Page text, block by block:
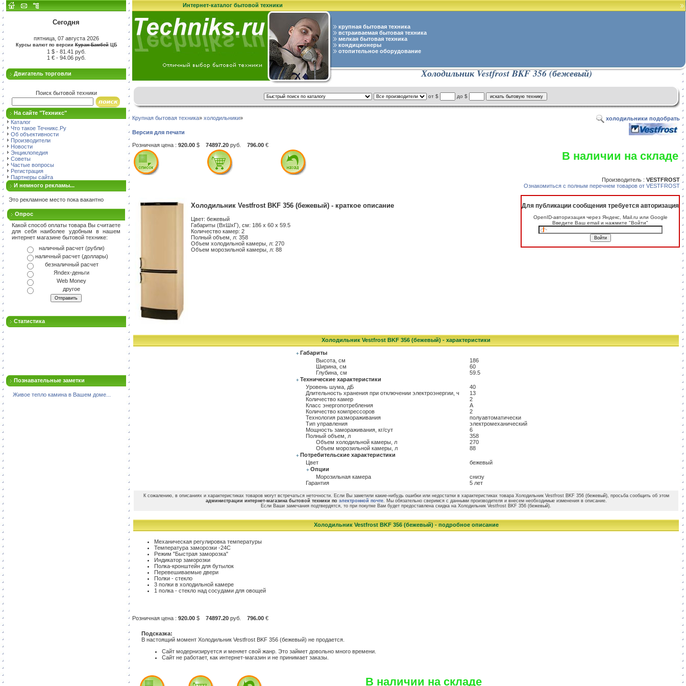
Сегодня
пятница, 07 августа 2026
Курсы валют по версииКураж-БамбейЦБ
1 $ - 81.41 руб.
1 € - 94.06 руб.
Двигатель торговли
Поиск бытовой техники
На сайте "Техникс"
Каталог
Что такое Течникс.Ру
Об объективности
Производители
Новости
Энциклопедия
Советы
Частые вопросы
Регистрация
Партнеры сайта
И немного рекламы...
Это рекламное место пока вакантно
Опрос
Какой способ оплаты товара Вы считаете
для себя наиболее удобным в нашем
интернет магазине бытовой технике:
наличный расчет (рубли)
наличный расчет (доллары)
безналичный расчет
Яndex-деньги
Web Money
другое
Статистика
Познавательные заметки
Живое тепло камина в Вашем доме...
Интернет-каталог бытовой техники
крупная бытовая техника
встраиваемая бытовая техника
мелкая бытовая техника
кондиционеры
отопительное оборудование
Холодильник Vestfrost BKF 356 (бежевый)
от $ до $
Крупная бытовая техника» холодильники» холодильники подобрать
Версия для печати
Розничная цена : 920.00 $ 74897.20 руб. 796.00 €
В наличии на складе
Производитель : VESTFROST
Ознакомиться с полным перечнем товаров от VESTFROST
Для публикации сообщения требуется авторизация
OpenID-авторизация через Яндекс, Mail.ru или Google
Введите Ваш email и нажмите "Войти"
Холодильник Vestfrost BKF 356 (бежевый) - краткое описание
Цвет: бежевый
Габариты (ВxШxГ), см: 186 x 60 x 59.5
Количество камер: 2
Полный объем, л: 358
Объем холодильной камеры, л: 270
Объем морозильной камеры, л: 88
Холодильник Vestfrost BKF 356 (бежевый) - характеристики
Габариты
Высота, см
186
Ширина, см
60
Глубина, см
59.5
Технические характеристики
Уровень шума, дБ
40
Длительность хранения при отключении электроэнергии, ч
13
Количество камер
2
Класс энергопотребления
A
Количество компрессоров
2
Технология размораживания
полуавтоматически
Тип управления
электромеханический
Мощность замораживания, кг/сут
6
Полный объем, л
358
Объем холодильной камеры, л
270
Объем морозильной камеры, л
88
Потребительские характеристики
Цвет
бежевый
Опции
Морозильная камера
снизу
Гарантия
5 лет
К сожалению, в описаниях и характеристиках товаров могут встречаться неточности. Если Вы заметили какие-нибудь ошибки или недостатки в характеристиках товара Холодильник Vestfrost BKF 356 (бежевый), просьба сообщить об этом
администрации интернет-магазина бытовой техники по электронной почте. Мы обязательно сверимся с данными производителя и внесем необходимые изменения в описание.
Если Ваши замечания подтвердятся, то при покупке Вам будет предоставлена скидка на Холодильник Vestfrost BKF 356 (бежевый).
Холодильник Vestfrost BKF 356 (бежевый) - подробное описание
Механическая регулировка температуры
Температура заморозки -24С
Режим "Быстрая заморозка"
Индикатор заморозки
Полка-кронштейн для бутылок
Перевешиваемые двери
Полки - стекло
3 полки в холодильной камере
1 полка - стекло над сосудами для овощей
Розничная цена : 920.00 $ 74897.20 руб. 796.00 €
Подсказка:
В настоящий момент Холодильник Vestfrost BKF 356 (бежевый) не продается.
Сайт модернизируется и меняет свой жанр. Это займет довольно много времени.
Сайт не работает, как интернет-магазин и не принимает заказы.
В наличии на складе